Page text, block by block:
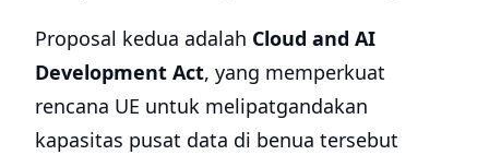
Proposal kedua adalah Cloud and AI
Development Act, yang memperkuat
rencana UE untuk melipatgandakan
kapasitas pusat data di benua tersebut